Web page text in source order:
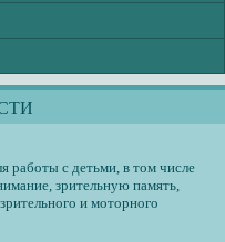
работы с детьми, в том числе
зрительную память,
и моторного